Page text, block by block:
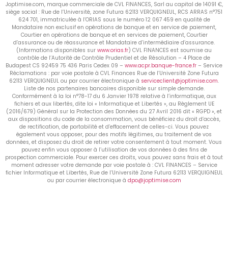
Joptimise.com, marque commerciale de CVL FINANCES, Sarl au capital de 14091 €,
siège social : Rue de l’Université, zone Futura 62113 VERQUIGNEUL, RCS ARRAS n°751
624 701, immatriculée à l’ORIAS sous le numéro 12 067 459 en qualité de
Mandataire non exclusif en opérations de banque et en service de paiement,
Courtier en opérations de banque et en services de paiement, Courtier
d’assurance ou de réassurance et Mandataire d’intermédiaire d’assurance.
(Informations disponibles sur www.orias.fr) CVL FINANCES est soumise au
contrôle de l’Autorité de Contrôle Prudentiel et de Résolution – 4 Place de
Budapest CS 92459 75 436 Paris Cedex 09 – www.acpr.banque-france.fr – Service
Réclamations : par voie postale à CVL Finances Rue de l’Université Zone Futura
62113 VERQUIGNEUL ou par courrier électronique à serviceclient@joptimise.com.
Liste de nos partenaires bancaires disponible sur simple demande.
Conformément à la loi n°78-17 du 6 Janvier 1978 relative à l’informatique, aux
fichiers et aux libertés, dite loi « Informatique et Libertés », au Règlement UE
(2016/679) Général sur la Protection des Données du 27 Avril 2016 dit « RGPD », et
aux dispositions du code de la consommation, vous bénéficiez du droit d’accès,
de rectification, de portabilité et d’effacement de celles-ci. Vous pouvez
également vous opposer, pour des motifs légitimes, au traitement de vos
données, et disposez du droit de retirer votre consentement à tout moment. Vous
pouvez enfin vous opposer à l’utilisation de vos données à des fins de
prospection commerciale. Pour exercer ces droits, vous pouvez sans frais et à tout
moment adresser votre demande par voie postale à : CVL FINANCES – Service
fichier Informatique et Libertés, Rue de l’Université Zone Futura 62113 VERQUIGNEUL
ou par courrier électronique à dpo@joptimise.com